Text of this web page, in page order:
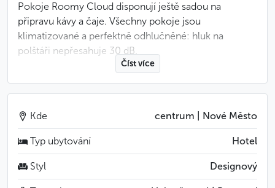
Pokoje Roomy Cloud disponují ještě sadou na
připravu kávy a čaje. Všechny pokoje jsou
klimatizované a perfektně odhlučněné: hluk na
polštáři nepřesahuje 30 dB.
V přízemí se kromě lobby s recepcí nachází ještě
salonek s pracovním stolem pro práci v příjemném
prostředí a malá zasedací místnost pro maximálně 8
osob. V 6. patře pak naleznete snídaňovou místnost,
bar a střešní terasu s výhledem na město. Kromě
bohaté snídaně a drobného občerstvení jsou
v nabídce prvotřídní česká bio vína vybraná přední
česko sommeliérkou Klárou Kollárovou a také pestrá
Číst více
Kde centrum | Nové Město
Typ ubytování Hotel
Styl Designový